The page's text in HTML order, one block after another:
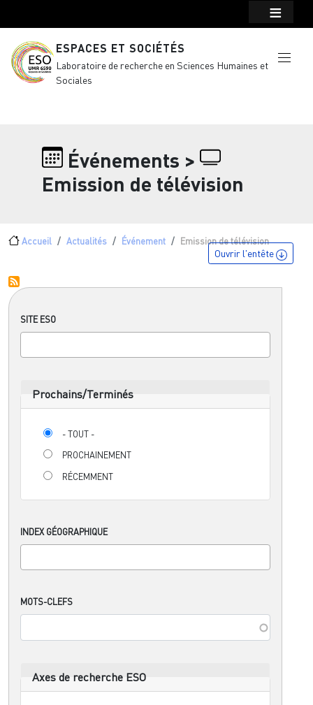
ESPACES ET SOCIÉTÉS
Laboratoire de recherche en Sciences Humaines et
Sociales
Événements >
Emission de télévision
Fil d'Ariane
Accueil Actualités Événement Emission de télévision
SITE ESO
Prochains/Terminés
- TOUT -
PROCHAINEMENT
RÉCEMMENT
INDEX GÉOGRAPHIQUE
MOTS-CLEFS
Axes de recherche ESO
Ouvrir l'entête